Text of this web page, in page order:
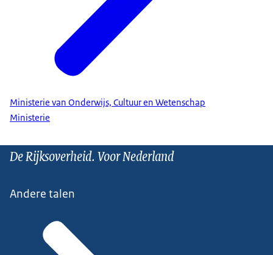
Ministerie van Onderwijs, Cultuur en Wetenschap
Ministerie
De Rijksoverheid. Voor Nederland
Andere talen